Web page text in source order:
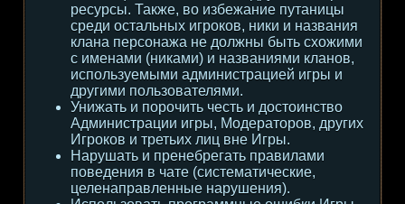
ресурсы. Также, во избежание путаницы
среди остальных игроков, ники и названия
клана персонажа не должны быть схожими
с именами (никами) и названиями кланов,
используемыми администрацией игры и
другими пользователями.
Унижать и порочить честь и достоинство
Администрации игры, Модераторов, других
Игроков и третьих лиц вне Игры.
Нарушать и пренебрегать правилами
поведения в чате (систематические,
целенаправленные нарушения).